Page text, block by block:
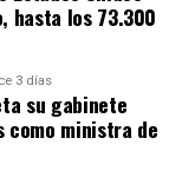
hasta los 73.300
3 días
su gabinete
como ministra de